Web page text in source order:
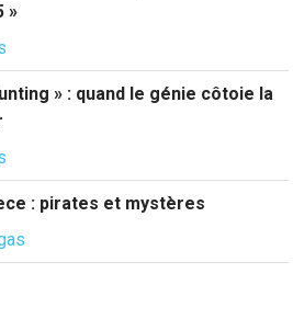
»
» : quand le génie côtoie la
: pirates et mystères